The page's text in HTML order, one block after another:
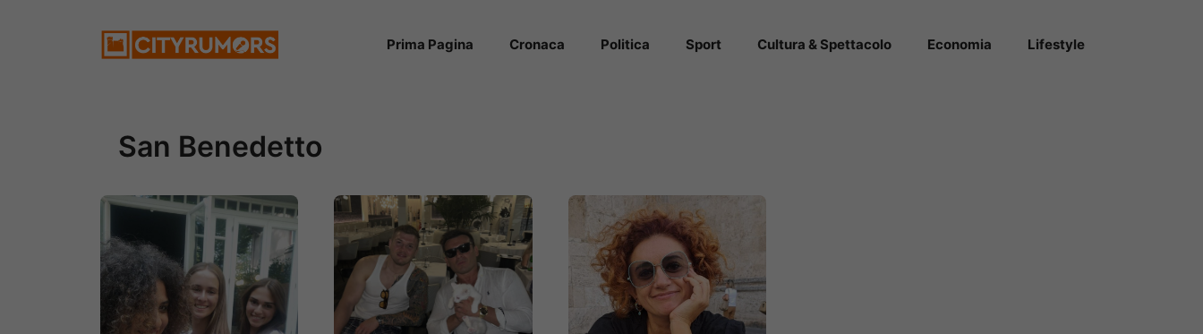
Prima Pagina Cronaca Politica Sport Cultura & Spettacolo Economia Lifestyle
San Benedetto